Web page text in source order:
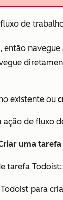
de
, então navegue
existente ou
ação de fluxo
uma
tarefa Todoist:
para